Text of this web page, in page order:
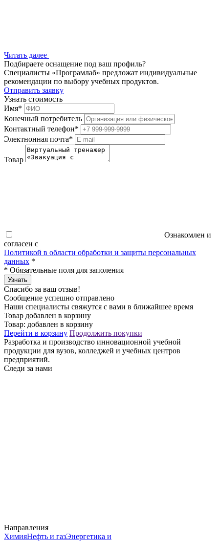
Читать далее
Подбираете оснащение под ваш профиль?
Специалисты «Програмлаб» предложат индивидуальные
рекомендации по выбору учебных продуктов.
Отправить заявку
Узнать стоимость
Имя*
Конечный потребитель
Контактный телефон*
Электнонная почта*
Товар
Ознакомлен и
согласен с
Политикой в области обработки и защиты персональных
данных *
* Обязательные поля для заполения
Узнать
Спасибо за ваш отзыв!
Сообщение успешно отправлено
Наши специалисты свяжутся с вами в ближайшее время
Товар добавлен в корзину
Товар: добавлен в корзину
Перейти в корзину Продолжить покупки
Разработка и производство инновационной учебной
продукции для вузов, колледжей и учебных центров
предприятий.
Следи за нами
Направления
ХимияНефть и газЭнергетика и